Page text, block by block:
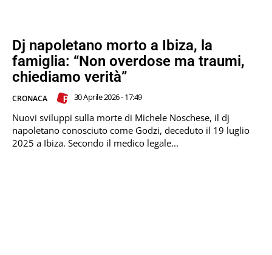
Dj napoletano morto a Ibiza, la
famiglia: “Non overdose ma traumi,
chiediamo verità”
CRONACA 30 Aprile 2026 - 17:49
Nuovi sviluppi sulla morte di Michele Noschese, il dj
napoletano conosciuto come Godzi, deceduto il 19 luglio
2025 a Ibiza. Secondo il medico legale...